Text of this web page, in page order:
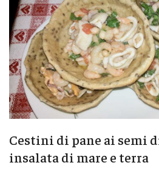
Cestini di pane ai semi
insalata di mare e terra